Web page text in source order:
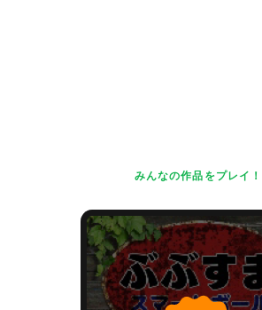
みんなの作品をプレイ！